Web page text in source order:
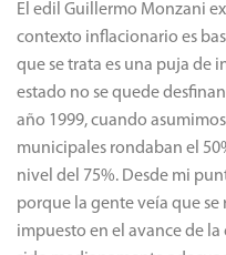
El edil Guillermo Monzani
contexto inflacionario es
que se trata es una puja de
estado no se quede
año 1999, cuando
municipales rondaban el
nivel del 75%. Desde mi
porque la gente veía que
impuesto en el avance de la